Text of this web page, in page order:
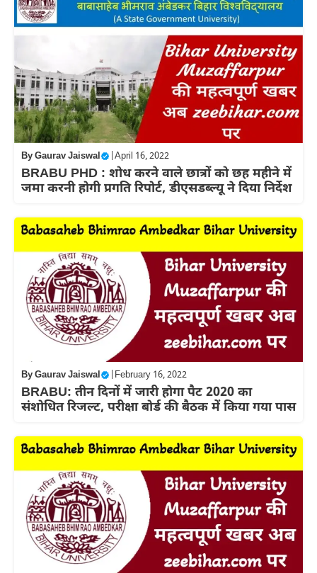
ByGaurav Jaiswal April 16, 2022
BRABU PHD : शोध करने वाले छात्रों को छह महीने में
जमा करनी होगी प्रगति रिपोर्ट, डीएसडब्ल्यू ने दिया निर्देश
ByGaurav Jaiswal February 16, 2022
BRABU: तीन दिनों में जारी होगा पैट 2020 का
संशोधित रिजल्ट, परीक्षा बोर्ड की बैठक में किया गया पास